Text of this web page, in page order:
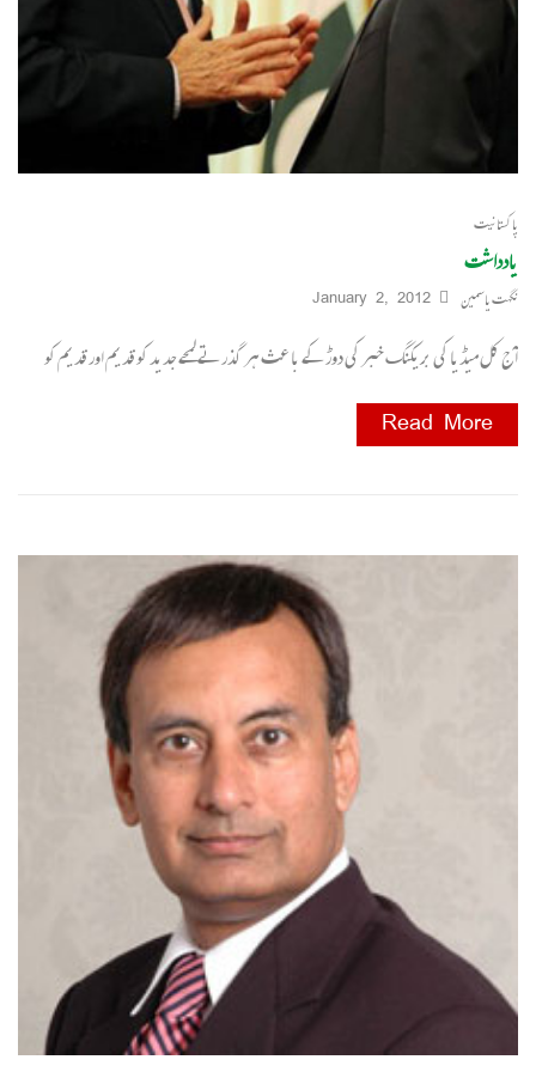
پاکستانیت
یادداشت
نگہت یاسمین January 2, 2012
آج کل میڈیا کی بریکنگ خبر کی دوڑ کے با عث ہر گذرتے لمحے جدید کو قدیم اور قدیم کو
Read More